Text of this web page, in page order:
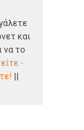
και
να το
-
||